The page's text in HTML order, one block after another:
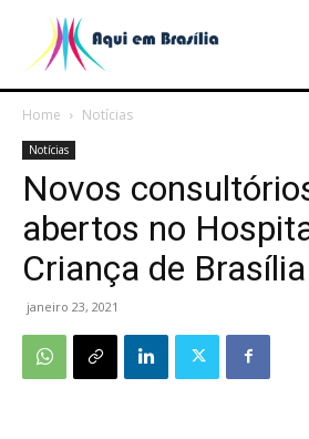
Home Notícias
Notícias
Novos
abertos no
Criança de Brasília
janeiro 23, 2021